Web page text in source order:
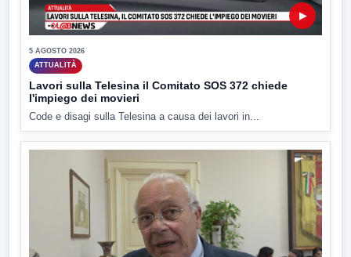
▶
5 AGOSTO 2026
ATTUALITÀ
Lavori sulla Telesina il Comitato SOS 372 chiede
l'impiego dei movieri
Code e disagi sulla Telesina a causa dei lavori in...